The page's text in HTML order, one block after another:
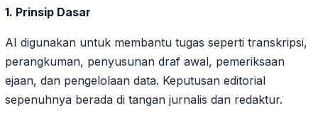
1. Prinsip Dasar
AI digunakan untuk membantu tugas seperti transkripsi,
perangkuman, penyusunan draf awal, pemeriksaan
ejaan, dan pengelolaan data. Keputusan editorial
sepenuhnya berada di tangan jurnalis dan redaktur.